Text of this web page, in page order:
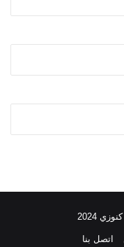
2024
اتصل بنا